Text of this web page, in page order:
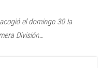
el domingo 30 la
División…